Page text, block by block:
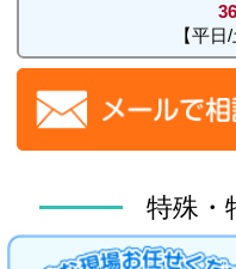
【平
特殊・